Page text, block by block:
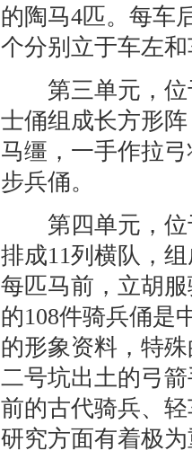
的陶马4匹。每车
个分别立于车左
第三单元，位
士俑组成长方形
马缰，一手作拉
步兵俑。
第四单元，位
排成11列横队，
每匹马前，立胡
的108件骑兵俑是
的形象资料，特
二号坑出土的弓
前的古代骑兵、
研究方面有着极